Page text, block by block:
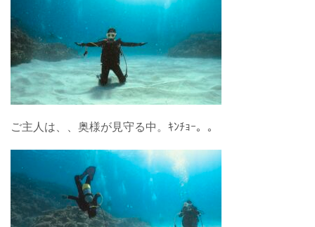
ご主人は、、奥様が見守る中。ｷﾝﾁｮｰ。。